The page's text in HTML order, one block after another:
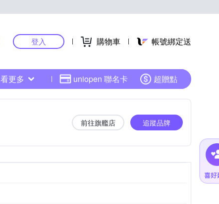
登入 購物車 帳號綁定送
看更多 uniopen 聯名卡 超贈點
前往旗艦店 追蹤品牌